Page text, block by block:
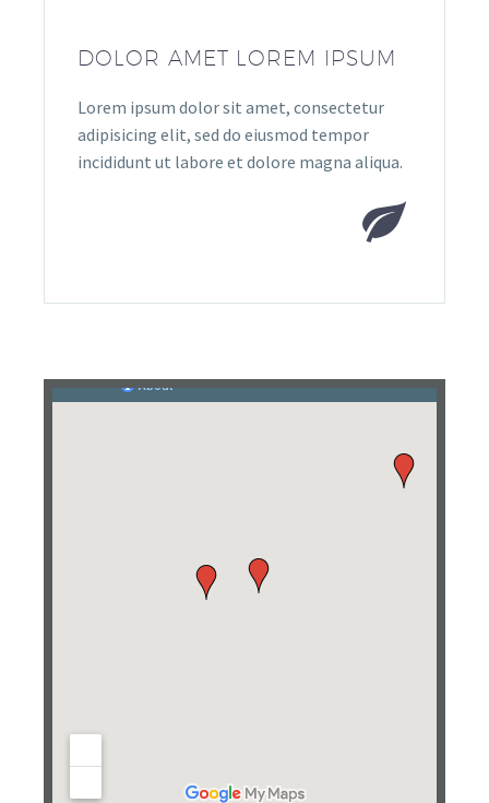
DOLOR AMET LOREM IPSUM
Lorem ipsum dolor sit amet, consectetur
adipisicing elit, sed do eiusmod tempor
incididunt ut labore et dolore magna aliqua.

